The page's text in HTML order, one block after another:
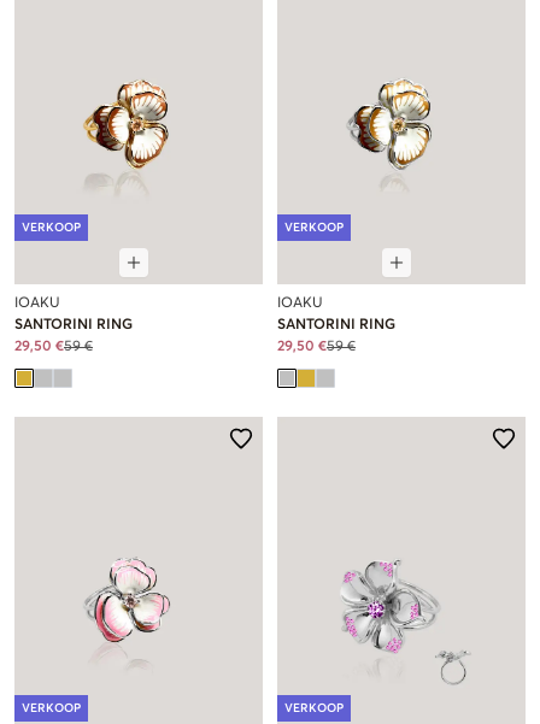
VERKOOP
IOAKU
SANTORINI RING
29,50 €59 €
VERKOOP
IOAKU
SANTORINI RING
29,50 €59 €
VERKOOP VERKOOP